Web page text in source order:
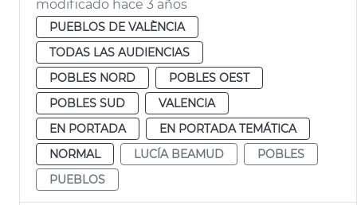
modificado hace 3 años
PUEBLOS DE VALÈNCIA
TODAS LAS AUDIENCIAS
POBLES NORD
POBLES OEST
POBLES SUD
VALENCIA
EN PORTADA
EN PORTADA TEMÁTICA
NORMAL
LUCÍA BEAMUD
POBLES
PUEBLOS